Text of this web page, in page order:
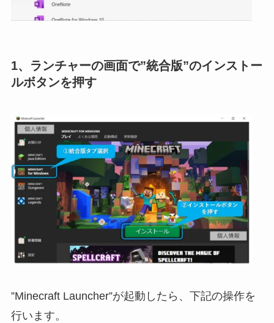
1、ランチャーの画面で”統合版”のインストー
ルボタンを押す
”Minecraft Launcher”が起動したら、下記の操作を
行います。